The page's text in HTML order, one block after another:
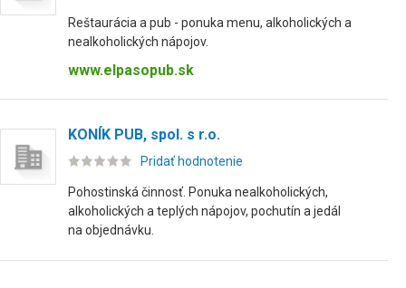
Reštaurácia a pub - ponuka menu, alkoholických a
nealkoholických nápojov.
www.elpasopub.sk
KONÍK PUB, spol. s r.o.
Pridať hodnotenie
Pohostinská činnosť. Ponuka nealkoholických,
alkoholických a teplých nápojov, pochutín a jedál
na objednávku.